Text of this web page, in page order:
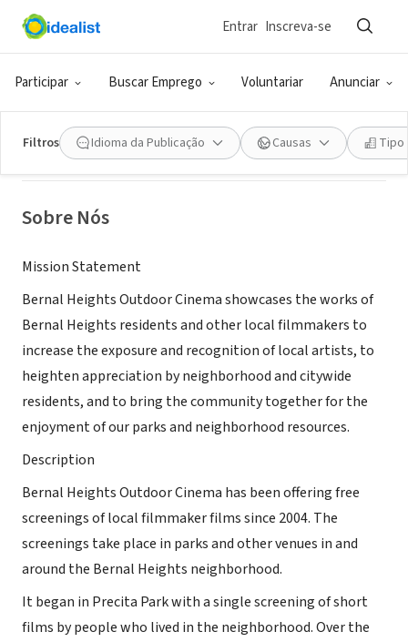
Participar Buscar Emprego Voluntariar Anunciar
Entrar Inscreva-se
Filtros Idioma da Publicação Causas Tipo
Bernal Heights Outdoor Cinema
San Francisco, CA|bhoutdoorcine.org/
Sobre Nós
Mission Statement
Bernal Heights Outdoor Cinema showcases the works of
Bernal Heights residents and other local filmmakers to
increase the exposure and recognition of local artists, to
heighten appreciation by neighborhood and citywide
residents, and to bring the community together for the
enjoyment of our parks and neighborhood resources.
Description
Bernal Heights Outdoor Cinema has been offering free
screenings of local filmmaker films since 2004. The
screenings take place in parks and other venues in and
around the Bernal Heights neighborhood.
It began in Precita Park with a single screening of short
films by people who lived in the neighborhood. Over the